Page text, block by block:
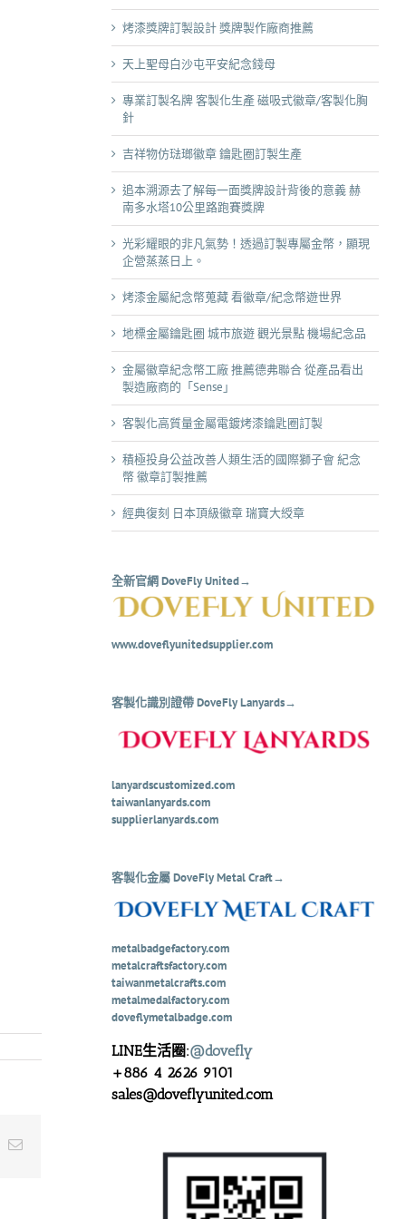
烤漆獎牌訂製設計 獎牌製作廠商推薦
天上聖母白沙屯平安紀念錢母
專業訂製名牌 客製化生產 磁吸式徽章/客製化胸
針
吉祥物仿琺瑯徽章 鑰匙圈訂製生產
追本溯源去了解每一面獎牌設計背後的意義 赫
南多水塔10公里路跑賽獎牌
光彩耀眼的非凡氣勢！透過訂製專屬金幣，顯現
企營蒸蒸日上。
烤漆金屬紀念幣蒐藏 看徽章/紀念幣遊世界
地標金屬鑰匙圈 城市旅遊 觀光景點 機場紀念品
金屬徽章紀念幣工廠 推薦德弗聯合 從產品看出
製造廠商的「Sense」
客製化高質量金屬電鍍烤漆鑰匙圈訂製
積極投身公益改善人類生活的國際獅子會 紀念
幣 徽章訂製推薦
經典復刻 日本頂級徽章 瑞寶大綬章
全新官網 DoveFly United→
www.doveflyunitedsupplier.com
客製化識別證帶 DoveFly Lanyards→
lanyardscustomized.com
taiwanlanyards.com
supplierlanyards.com
客製化金屬 DoveFly Metal Craft→
metalbadgefactory.com
metalcraftsfactory.com
taiwanmetalcrafts.com
metalmedalfactory.com
doveflymetalbadge.com
LINE生活圈:@dovefly
+886 4 2626 9101
sales@doveflyunited.com